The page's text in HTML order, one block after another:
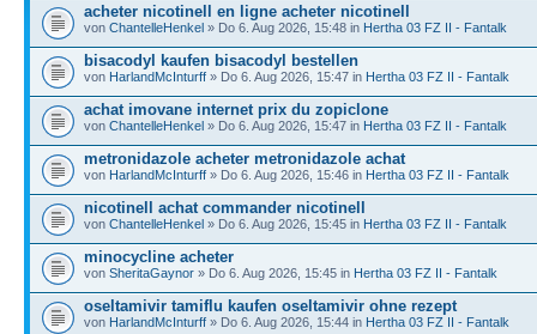
acheter nicotinell en ligne acheter nicotinell
von ChantelleHenkel » Do 6. Aug 2026, 15:48 in Hertha 03 FZ II - Fantalk
bisacodyl kaufen bisacodyl bestellen
von HarlandMcInturff » Do 6. Aug 2026, 15:47 in Hertha 03 FZ II - Fantalk
achat imovane internet prix du zopiclone
von ChantelleHenkel » Do 6. Aug 2026, 15:47 in Hertha 03 FZ II - Fantalk
metronidazole acheter metronidazole achat
von HarlandMcInturff » Do 6. Aug 2026, 15:46 in Hertha 03 FZ II - Fantalk
nicotinell achat commander nicotinell
von ChantelleHenkel » Do 6. Aug 2026, 15:45 in Hertha 03 FZ II - Fantalk
minocycline acheter
von SheritaGaynor » Do 6. Aug 2026, 15:45 in Hertha 03 FZ II - Fantalk
oseltamivir tamiflu kaufen oseltamivir ohne rezept
von HarlandMcInturff » Do 6. Aug 2026, 15:44 in Hertha 03 FZ II - Fantalk